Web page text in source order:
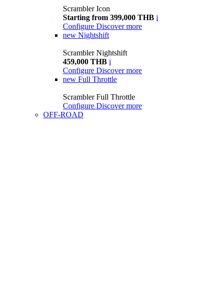
Scrambler Icon
Starting from 399,000 THB i
Configure Discover more
new Nightshift
Scrambler Nightshift
459,000 THB i
Configure Discover more
new Full Throttle
Scrambler Full Throttle
Configure Discover more
OFF-ROAD